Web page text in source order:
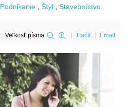
Podnikanie Štýl Stavebníctvo
Veľkosť písma Tlačiť Email